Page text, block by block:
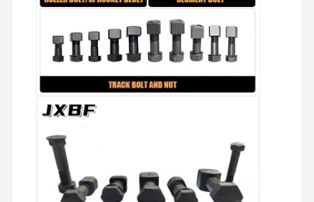
Блог
рельсовый болт
Бутылочный болт